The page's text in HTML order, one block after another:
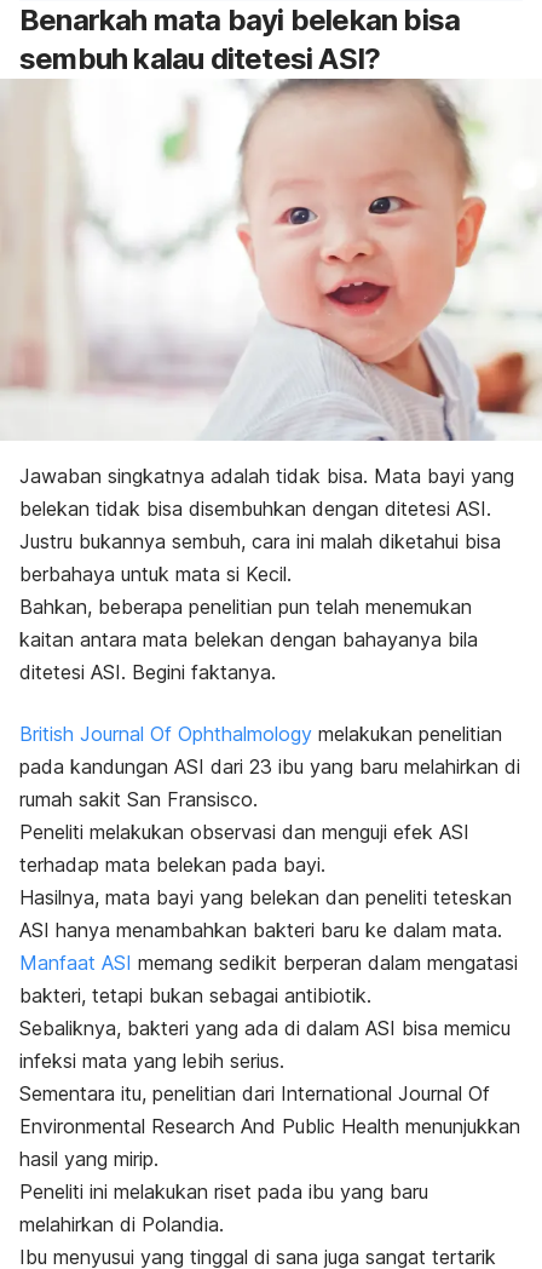
Benarkah mata bayi belekan bisa
sembuh kalau ditetesi ASI?
Jawaban singkatnya adalah tidak bisa. Mata bayi yang
belekan tidak bisa disembuhkan dengan ditetesi ASI.
Justru bukannya sembuh, cara ini malah diketahui bisa
berbahaya untuk mata si Kecil.
Bahkan, beberapa penelitian pun telah menemukan
kaitan antara mata belekan dengan bahayanya bila
ditetesi ASI. Begini faktanya.
British Journal Of Ophthalmology melakukan penelitian
pada kandungan ASI dari 23 ibu yang baru melahirkan di
rumah sakit San Fransisco.
Peneliti melakukan observasi dan menguji efek ASI
terhadap mata belekan pada bayi.
Hasilnya, mata bayi yang belekan dan peneliti teteskan
ASI hanya menambahkan bakteri baru ke dalam mata.
Manfaat ASI memang sedikit berperan dalam mengatasi
bakteri, tetapi bukan sebagai antibiotik.
Sebaliknya, bakteri yang ada di dalam ASI bisa memicu
infeksi mata yang lebih serius.
Sementara itu, penelitian dari International Journal Of
Environmental Research And Public Health menunjukkan
hasil yang mirip.
Peneliti ini melakukan riset pada ibu yang baru
melahirkan di Polandia.
Ibu menyusui yang tinggal di sana juga sangat tertarik